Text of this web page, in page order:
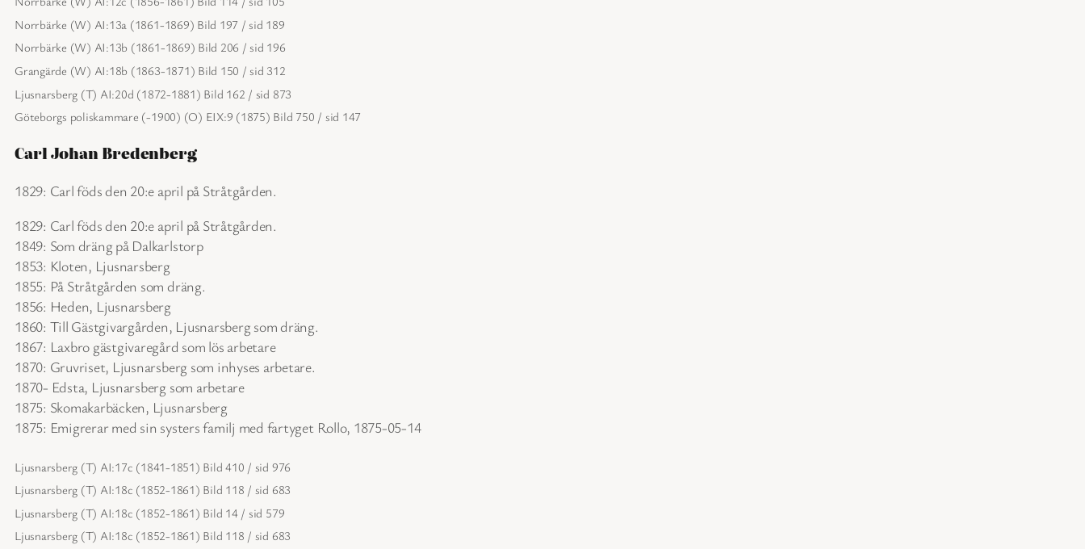
Norrbärke (W) AI:13a (1861-1869) Bild 197 / sid 189
Norrbärke (W) AI:13b (1861-1869) Bild 206 / sid 196
Grangärde (W) AI:18b (1863-1871) Bild 150 / sid 312
Ljusnarsberg (T) AI:20d (1872-1881) Bild 162 / sid 873
Göteborgs poliskammare (-1900) (O) EIX:9 (1875) Bild 750 / sid 147
Carl Johan Bredenberg
1829: Carl föds den 20:e april på Stråtgården.
1829: Carl föds den 20:e april på Stråtgården.
1849: Som dräng på Dalkarlstorp
1853: Kloten, Ljusnarsberg
1855: På Stråtgården som dräng.
1856: Heden, Ljusnarsberg
1860: Till Gästgivargården, Ljusnarsberg som dräng.
1867: Laxbro gästgivaregård som lös arbetare
1870: Gruvriset, Ljusnarsberg som inhyses arbetare.
1870- Edsta, Ljusnarsberg som arbetare
1875: Skomakarbäcken, Ljusnarsberg
1875: Emigrerar med sin systers familj med fartyget Rollo, 1875-05-14
Ljusnarsberg (T) AI:17c (1841-1851) Bild 410 / sid 976
Ljusnarsberg (T) AI:18c (1852-1861) Bild 118 / sid 683
Ljusnarsberg (T) AI:18c (1852-1861) Bild 14 / sid 579
Ljusnarsberg (T) AI:18c (1852-1861) Bild 118 / sid 683